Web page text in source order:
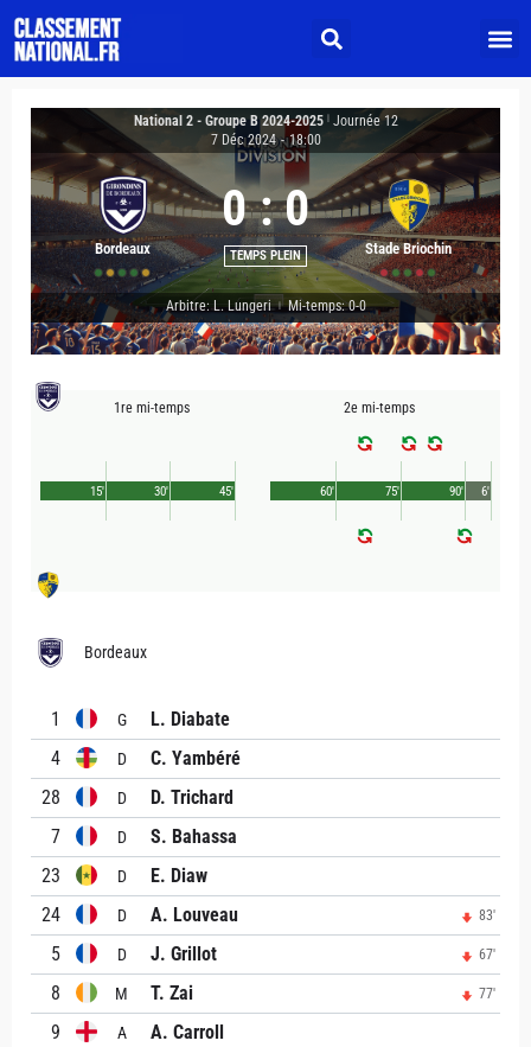
National 2 - Groupe B 2024-2025
Journée 12
7 Déc 2024 - 18:00
Bordeaux
0 : 0
TEMPS PLEIN Stade Briochin
Arbitre: L. Lungeri | Mi-temps: 0-0
1re mi-temps
45'
15' 30'
2e mi-temps
90'
60' 75' 6'
Bordeaux
1 G
L. Diabate
4
D
C. Yambéré
28
D
D. Trichard
7
D
S. Bahassa
23
D
E. Diaw
24
D A. Louveau 83'
5 D J. Grillot 67'
8 M T. Zai 77'
9 A
A. Carroll